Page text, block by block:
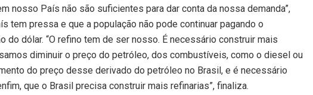
nosso País não são suficientes para dar conta da nossa demanda”,
tem pressa e que a população não pode continuar pagando o
do dólar. “O refino tem de ser nosso. É necessário construir mais
diminuir o preço do petróleo, dos combustíveis, como o diesel ou
do preço desse derivado do petróleo no Brasil, e é necessário
que o Brasil precisa construir mais refinarias”, finaliza.